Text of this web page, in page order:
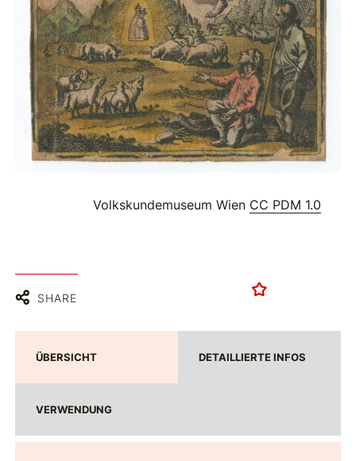
Volkskundemuseum Wien CC PDM 1.0
SHARE
ÜBERSICHT DETAILLIERTE INFOS
VERWENDUNG